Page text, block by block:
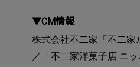
▼CM情報
株式会社不二家「不二家
／「不二家洋菓子店 ニ